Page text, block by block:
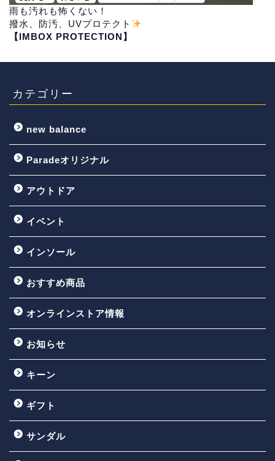
雨も汚れも怖くない！
撥水、防汚、UVプロテクト
【IMBOX PROTECTION】
カテゴリー
new balance
Paradeオリジナル
アウトドア
イベント
インソール
おすすめ商品
オンラインストア情報
お知らせ
キーン
ギフト
サンダル